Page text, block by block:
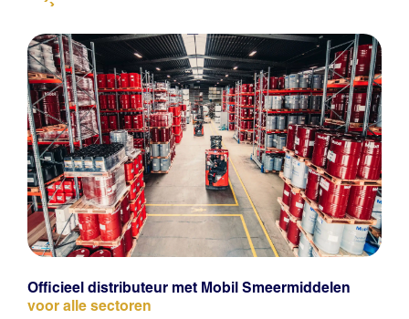
Officieel distributeur met Mobil Smeermiddelen
voor alle sectoren